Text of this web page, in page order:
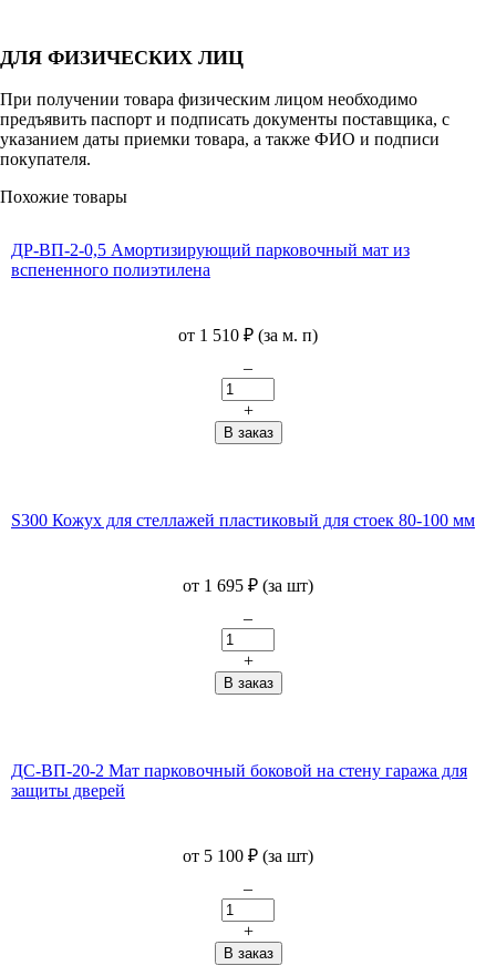
ДЛЯ ФИЗИЧЕСКИХ ЛИЦ
При получении товара физическим лицом необходимо
предъявить паспорт и подписать документы поставщика, с
указанием даты приемки товара, а также ФИО и подписи
покупателя.
Похожие товары
ДР-ВП-2-0,5 Амортизирующий парковочный мат из
вспененного полиэтилена
от 1 510 ₽ (за м. п)
–
+
S300 Кожух для стеллажей пластиковый для стоек 80-100 мм
от 1 695 ₽ (за шт)
–
+
ДС-ВП-20-2 Мат парковочный боковой на стену гаража для
защиты дверей
от 5 100 ₽ (за шт)
–
+